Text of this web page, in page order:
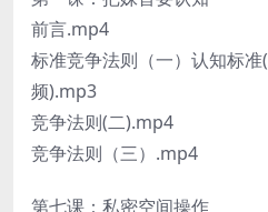
前言.mp4
标准竞争法则（一）认知标
频).mp3
竞争法则(二).mp4
竞争法则（三）.mp4
第七课：私密空间操作